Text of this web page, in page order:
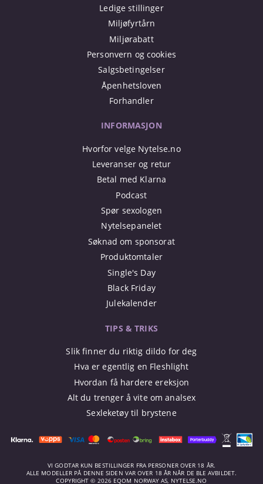
Ledige stillinger
Miljøfyrtårn
Miljørabatt
Personvern og cookies
Salgsbetingelser
Åpenhetsloven
Forhandler
INFORMASJON
Hvorfor velge Nytelse.no
Leveranser og retur
Betal med Klarna
Podcast
Spør sexologen
Nytelsepanelet
Søknad om sponsorat
Produktomtaler
Single's Day
Black Friday
Julekalender
TIPS & TRIKS
Slik finner du riktig dildo for deg
Hva er egentlig en Fleshlight
Hvordan få hardere ereksjon
Alt du trenger å vite om analsex
Sexleketøy til brystene
VI GODTAR KUN BESTILLINGER FRA PERSONER OVER 18 ÅR.
ALLE MODELLER PÅ DENNE SIDEN VAR OVER 18 ÅR NÅR DE BLE AVBILDET.
COPYRIGHT © 2026 EQOM NORWAY AS, NYTELSE.NO